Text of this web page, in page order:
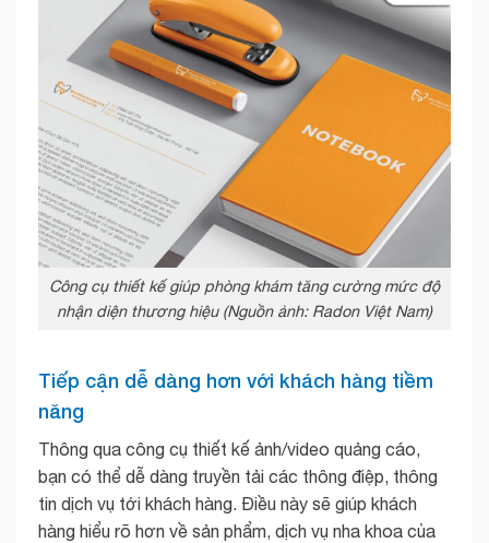
Công cụ thiết kế giúp phòng khám tăng cường mức độ
nhận diện thương hiệu (Nguồn ảnh: Radon Việt Nam)
Tiếp cận dễ dàng hơn với khách hàng tiềm
năng
Thông qua công cụ thiết kế ảnh/video quảng cáo,
bạn có thể dễ dàng truyền tải các thông điệp, thông
tin dịch vụ tới khách hàng. Điều này sẽ giúp khách
hàng hiểu rõ hơn về sản phẩm, dịch vụ nha khoa của